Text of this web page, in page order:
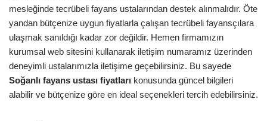
mesleğinde tecrübeli fayans ustalarından destek alınmalıdır. Öte
yandan bütçenize uygun fiyatlarla çalışan tecrübeli fayansçılara
ulaşmak sanıldığı kadar zor değildir. Hemen firmamızın
kurumsal web sitesini kullanarak iletişim numaramız üzerinden
deneyimli ustalarımızla iletişime geçebilirsiniz. Bu sayede
Soğanlı fayans ustası fiyatları konusunda güncel bilgileri
alabilir ve bütçenize göre en ideal seçenekleri tercih edebilirsiniz.